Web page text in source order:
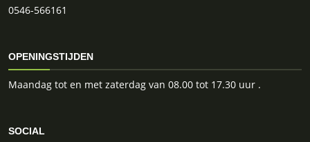
0546-566161
OPENINGSTIJDEN
Maandag tot en met zaterdag van 08.00 tot 17.30 uur .
SOCIAL